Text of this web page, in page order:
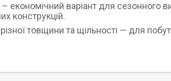
– економічний варіант для сезонного
конструкцій.
товщини та щільності — для